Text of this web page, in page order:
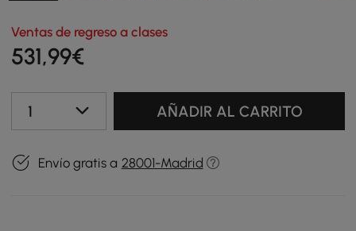
Ventas de regreso a clases
531,99€
1 AÑADIR AL CARRITO
Envío gratis a 28001-Madrid